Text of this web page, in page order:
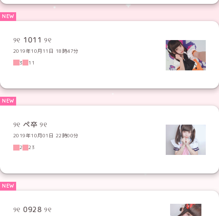
୨୧ 1011 ୨୧
2019年10月11日 18時47分
3
11
୨୧ ペ卒 ୨୧
2019年10月01日 22時00分
2
23
୨୧ 0928 ୨୧